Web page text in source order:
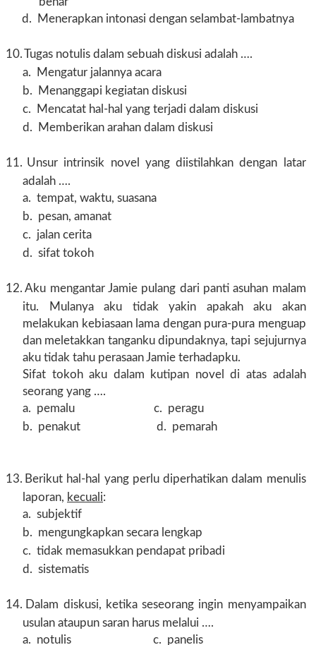
d.
Menerapkan intonasi dengan selambat-lambatnya
10.Tugas notulis dalam sebuah diskusi adalah ….
a.
Mengatur jalannya acara
b.
Menanggapi kegiatan diskusi
c.
Mencatat hal-hal yang terjadi dalam diskusi
d.
Memberikan arahan dalam diskusi
11. Unsur intrinsik novel yang diistilahkan dengan latar
adalah ….
a. tempat, waktu, suasana
b. pesan, amanat
c. jalan cerita
d. sifat tokoh
12. Aku mengantar Jamie pulang dari panti asuhan malam
itu. Mulanya aku tidak yakin apakah aku akan
melakukan kebiasaan lama dengan pura-pura menguap
dan meletakkan tanganku dipundaknya, tapi sejujurnya
aku tidak tahu perasaan Jamie terhadapku.
Sifat tokoh aku dalam kutipan novel di atas adalah
seorang yang ….
a. pemalu c. peragu
b. penakut d. pemarah
13. Berikut hal-hal yang perlu diperhatikan dalam menulis
laporan, kecuali:
a. subjektif
b. mengungkapkan secara lengkap
c. tidak memasukkan pendapat pribadi
d. sistematis
14. Dalam diskusi, ketika seseorang ingin menyampaikan
usulan ataupun saran harus melalui ….
a. notulis c. panelis